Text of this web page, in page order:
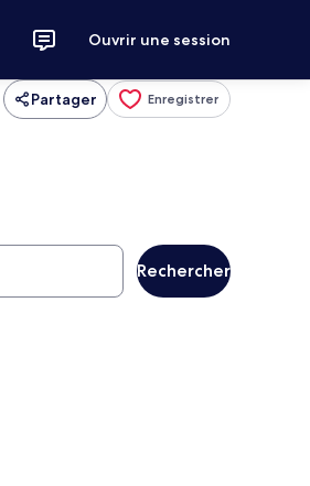
Ouvrir une session
Partager Enregistrer
Rechercher